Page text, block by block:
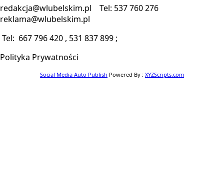
redakcja@wlubelskim.pl Tel: 537 760 276
reklama@wlubelskim.pl
Tel: 667 796 420 , 531 837 899 ;
Polityka Prywatności
Social Media Auto Publish Powered By : XYZScripts.com